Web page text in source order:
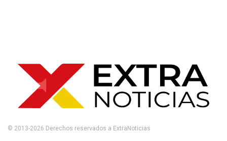
© 2013-2026 Derechos reservados a ExtraNoticias